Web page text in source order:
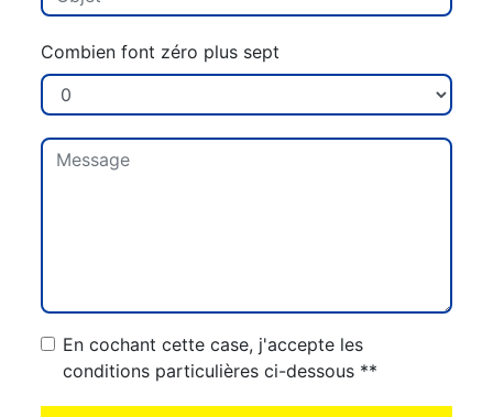
Combien font zéro plus sept
En cochant cette case, j'accepte les
conditions particulières ci-dessous **